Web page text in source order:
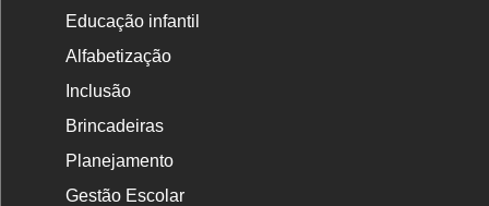
Educação infantil
Alfabetização
Inclusão
Brincadeiras
Planejamento
Gestão Escolar